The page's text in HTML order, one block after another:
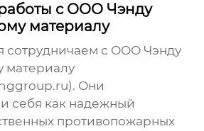
с ООО Чэнду
материалу
сотрудничаем с ООО Чэнду
материалу
Они
себя как надежный
противопожарных